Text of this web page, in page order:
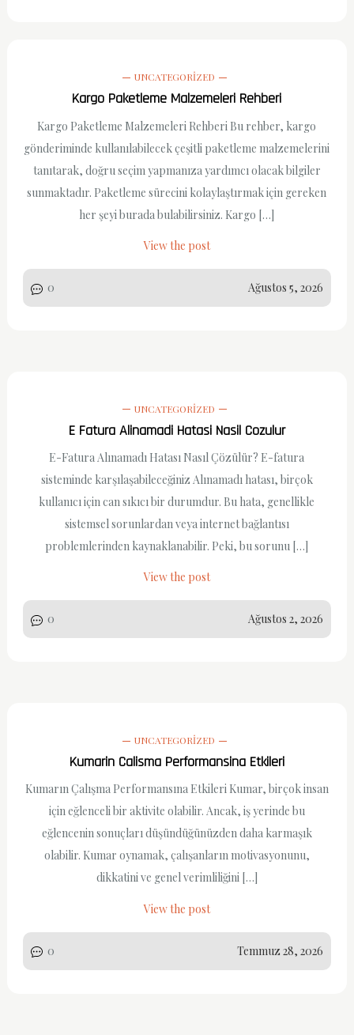
UNCATEGORIZED
Kargo Paketleme Malzemeleri Rehberi
Kargo Paketleme Malzemeleri Rehberi Bu rehber, kargo
gönderiminde kullanılabilecek çeşitli paketleme malzemelerini
tanıtarak, doğru seçim yapmanıza yardımcı olacak bilgiler
sunmaktadır. Paketleme sürecini kolaylaştırmak için gereken
her şeyi burada bulabilirsiniz. Kargo […]
View the post
0 Ağustos 5, 2026
UNCATEGORIZED
E Fatura Alinamadi Hatasi Nasil Cozulur
E-Fatura Alınamadı Hatası Nasıl Çözülür? E-fatura
sisteminde karşılaşabileceğiniz Alınamadı hatası, birçok
kullanıcı için can sıkıcı bir durumdur. Bu hata, genellikle
sistemsel sorunlardan veya internet bağlantısı
problemlerinden kaynaklanabilir. Peki, bu sorunu […]
View the post
0 Ağustos 2, 2026
UNCATEGORIZED
Kumarin Calisma Performansina Etkileri
Kumarın Çalışma Performansına Etkileri Kumar, birçok insan
için eğlenceli bir aktivite olabilir. Ancak, iş yerinde bu
eğlencenin sonuçları düşündüğünüzden daha karmaşık
olabilir. Kumar oynamak, çalışanların motivasyonunu,
dikkatini ve genel verimliliğini […]
View the post
0 Temmuz 28, 2026